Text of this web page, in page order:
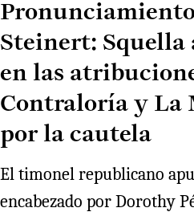
Steinert: Squella
en las
Contraloría y La
por la cautela
El timonel republicano
encabezado por Dorothy